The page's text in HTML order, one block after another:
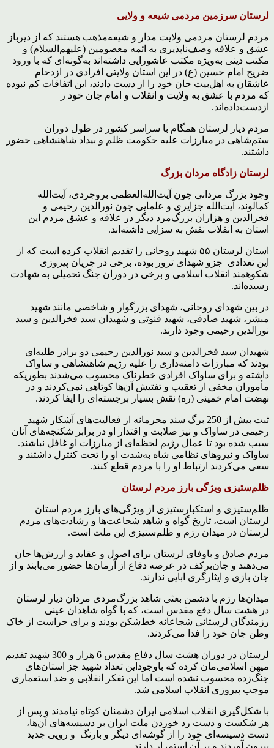
لرستان سرزمین مردمی شیعه و ولایی
مردم لرستان مردمی ولایت مدار و شیعه‌مذهب هستند که از دیرباز
عشق و علاقه وصف‌ناپذیری به ائمه معصومین (علیهم‌السلام) و
مکتب دینی به‌ویژه مکتب عاشورایی داشته‌اند به‌گونه‌ای که با ورود
ضریح امام حسین (ع) در این استان ولایتی افرادی در ازدحام
عاشقان به اهل‌بیت جان خود را از دست دادند، این اتفاقات کم نبوده
که مردم با عشق به ولایت و انقلاب و امام جان خود ر
ازدست‌داده‌اند.
مردم دیار لرستان همگام با سراسر کشور در طول دوران
ستم‌شاهی در مبارزات علیه حکومت ظلم و بیداد شاهنشاهی حضور
داشتند.
لرستان زادگاه مردان بزرگ
وجود بزرگ مردانی چون آیت‌الله‌العظمی بروجردی، آیت‌الله
کمالوند، آیت‌الله جزایری و علمایی چون نورالدین رحیمی و
فخرالدین و هزاران بزرگ‌مرد دیگر در علاقه و عشق مردم این
استان به انقلاب نقش به سزایی داشته‌اند.
استان لرستان ۵۵ شهید روحانی را تقدیم انقلاب کرده است که از
این تعدادی جزو شهدای ترور بوده، برخی در جریان پیروزی
شکوهمند انقلاب اسلامی و برخی در دوران جنگ تحمیلی به شهادت
رسیده‌اند.
در بین شهدای روحانی، شهدای بزرگوار و شاخصی مانند شهید
مبشر، شهید صادقی، شهید قنوتی و شهیدان سید فخرالدین و سید
نورالدین رحیمی وجود دارند.
شهیدان سید فخرالدین و سید نورالدین رحیمی دو برادر طلبه‌ای
بودند که مبارزات دامنه‌داری را علیه رژیم شاهنشاهی و ساواک
داشته و برای ساواک افرادی خطرناک محسوب می‌شدند بطوریکه
مأموران مخفی از تعقیب و تفتیش آن‌ها کوتاهی نمی‌کردند و در
نهضت امام خمینی (ره) نقش بسیار برجسته‌ای را ایفا کردند.
ثبت بیش از 250 برگ سند محرمانه از فعالیت‌های آشکار شهید
رحیمی در ساواک و نیز صلابت و اقتدار او در برابر شکنجه‌های آنان
سبب شده بود تا عمال رژیم لحظه‌ای از مبارزات او غافل نباشند.
ساواک و نیروهای نظامی شاه به‌شدت او را تحت کنترل داشتند و
سعی می‌کردند ارتباط او را با مردم قطع کنند.
ظلم‌ستیزی ویژگی‌ بارز مردم لرستان
ظلم‌ستیزی و استکبارستیزی از ویژگی‌های بارز مردم استان
لرستان است، تاریخ گواه و شاهد شجاعت‌ها و رشادت‌های مردم
لرستان در میدان رزم و ظلم‌ستیزی این ملت است.
مردم صادق و باوفای لرستان برای اصول و عقاید و ارزش‌ها جان
می‌دهند و جان‌برکف در عرصه دفاع از آرمان‌ها حضور می‌یابند و از
جان بازی و ایثارگری ابایی ندارند.
میدان‌ها رزم با دشمن بعثی شاهد بزرگ‌مردی مردان دیار لرستان
در هشت سال دفع مقدس است، که با گواه شاهدان عینی
رزمندگان لرستانی شجاعانه خط‌شکن بودند و برای حراست از خاک
وطن جان خود را فدا می‌کردند.
لرستان در دوران هشت سال دفاع مقدس 6 هزار و 300 شهید تقدیم
میهن اسلامی‌مان کرده که باوجوداین تعداد شهید جز استان‌های
جنگ‌زده محسوب نشده است اما این تفکر انقلابی و ضد استعماری
موجب پیروزی انقلاب اسلامی شد.
با شکل‌گیری انقلاب اسلامی ایران دشمنان کوتاه نیامدند و پس از
هر شکست و دست رد خوردن ملت ایران بر دسیسه‌های آن‌ها،
دست دسیسه‌ای خود را از گوشه‌ای دیگر و بارنگ و رویی جدید
بیرون آوردند و بر آن استمرار دارند.